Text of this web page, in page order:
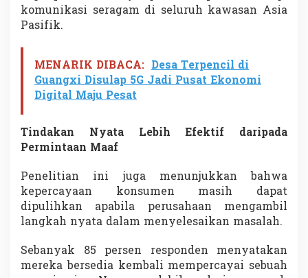
komunikasi seragam di seluruh kawasan Asia
Pasifik.
MENARIK DIBACA: Desa Terpencil di
Guangxi Disulap 5G Jadi Pusat Ekonomi
Digital Maju Pesat
Tindakan Nyata Lebih Efektif daripada
Permintaan Maaf
Penelitian ini juga menunjukkan bahwa
kepercayaan konsumen masih dapat
dipulihkan apabila perusahaan mengambil
langkah nyata dalam menyelesaikan masalah.
Sebanyak 85 persen responden menyatakan
mereka bersedia kembali mempercayai sebuah